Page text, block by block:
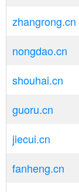
zhangrong.cn
nongdao.cn
shouhai.cn
guoru.cn
jiecui.cn
fanheng.cn